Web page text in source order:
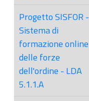
Progetto SISFOR -
Sistema di
formazione online
delle forze
dell'ordine - LDA
5.1.1.A